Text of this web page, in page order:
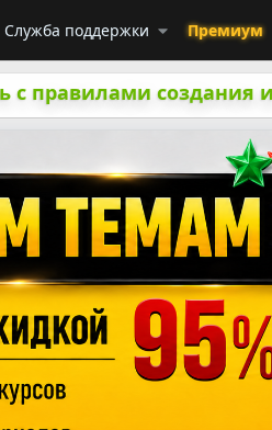
Служба поддержки Премиум
с правилами создания